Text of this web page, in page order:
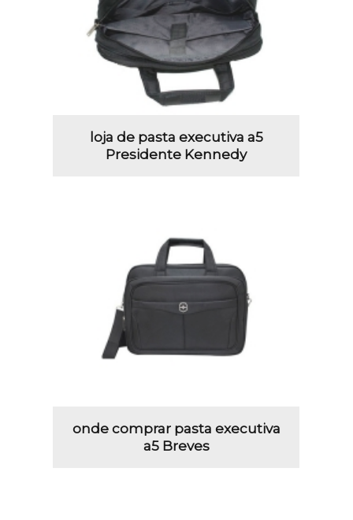
loja de pasta executiva a5
Presidente Kennedy
onde comprar pasta executiva
a5 Breves